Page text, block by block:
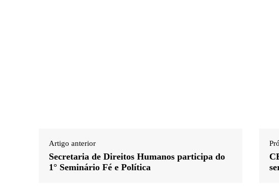
Artigo anterior
Secretaria de Direitos Humanos participa do
1° Seminário Fé e Política